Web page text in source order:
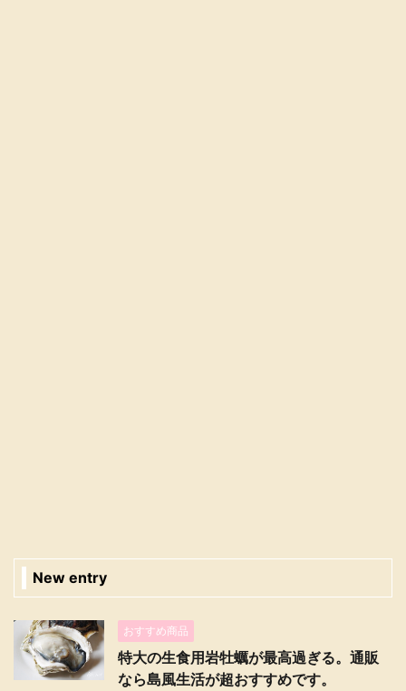
New entry
おすすめ商品
特大の生食用岩牡蠣が最高過ぎる。通販
なら島風生活が超おすすめです。